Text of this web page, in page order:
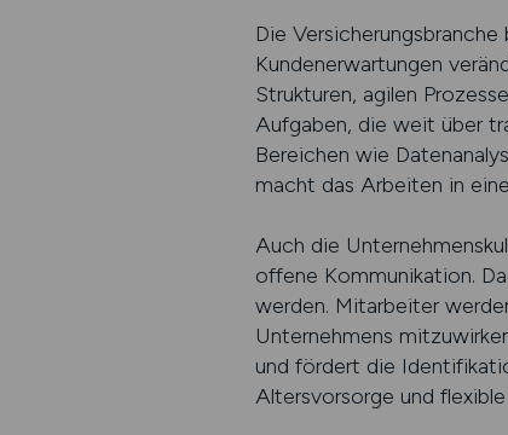
Die
Kundenerwartungen
Strukturen, agilen
Aufgaben, die weit über
Bereichen wie
macht das Arbeiten in
Auch die
offene Kommunikation.
werden. Mitarbeiter
Unternehmens
und fördert die
Altersvorsorge und